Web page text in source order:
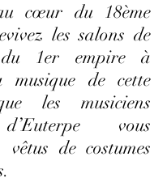
cœur du 18ème
les salons de
du 1er empire à
musique de cette
les musiciens
d’Euterpe vous
vêtus de costumes